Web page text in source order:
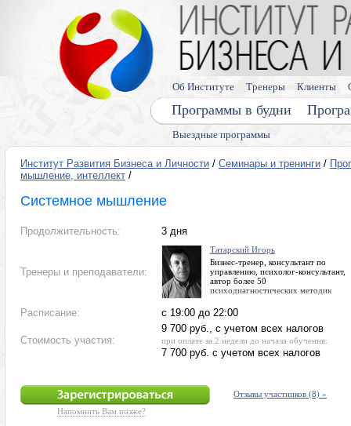
Выездные программы
Программы в будни
Об Институте Тренеры Клиенты
Институт Развития Бизнеса и Личности / Семинары и тренинги /
мышление, интеллект /
Системное мышление
Продолжительность: 3 дня
Тренеры и преподаватели:
Татарский Игорь
Бизнес-тренер, консультант по
управлению, психолог-консультант,
автор более 50
психодиагностических методик
Расписание: с 19:00 до 22:00
Стоимость участия:
9 700 руб., с учетом всех налогов
при оплате за 2 недели до начала обучения:
7 700 руб. с учетом всех налогов
Напомнить Вам позже?
Отзывы участников (8) »